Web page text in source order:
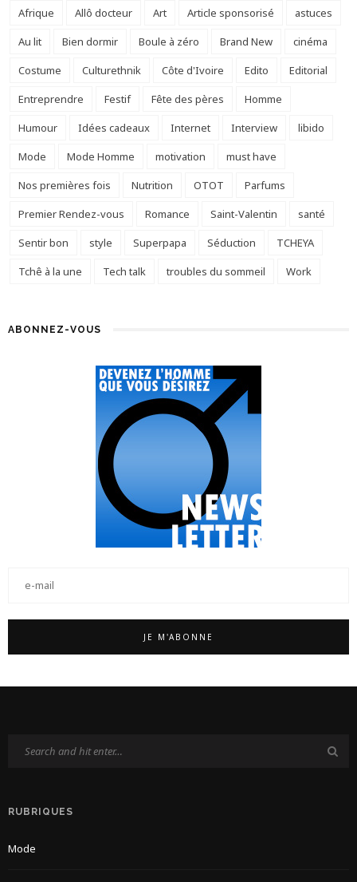
Afrique Allô docteur Art Article sponsorisé
astuces
Au lit
Bien dormir Boule à zéro Brand New
cinéma
Costume
Culturethnik Côte d'Ivoire Edito
Editorial
Entreprendre
Festif Fête des pères
Homme
Humour
Idées cadeaux Internet Interview
libido
Mode
Mode Homme motivation
must have
Nos premières fois
Nutrition OTOT
Parfums
Premier Rendez-vous
Romance Saint-Valentin
santé
Sentir bon
style Superpapa Séduction
TCHEYA
Tchê à la une
Tech talk troubles du sommeil Work
ABONNEZ-VOUS
RUBRIQUES
Mode